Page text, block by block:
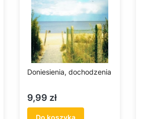
Doniesienia, dochodzenia
Cena
9,99 zł
Do koszyka